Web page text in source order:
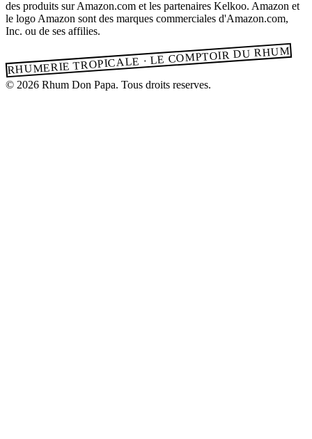
des produits sur Amazon.com et les partenaires Kelkoo. Amazon et
le logo Amazon sont des marques commerciales d'Amazon.com,
Inc. ou de ses affilies.
RHUMERIE TROPICALE · LE COMPTOIR DU RHUM
© 2026 Rhum Don Papa. Tous droits reserves.